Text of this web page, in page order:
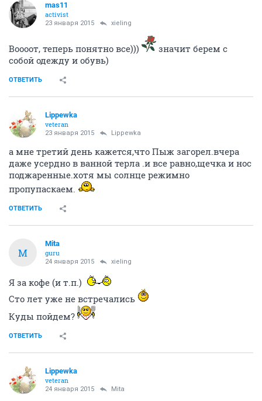
mas11
activist
23 января 2015 xieling
Воооот, теперь понятно все)))
значит берем с
собой одежду и обувь)
ОТВЕТИТЬ
Lippewka
veteran
23 января 2015 Lippewka
а мне третий день кажется,что Пыж загорел.вчера
даже усердно в ванной терла .и все равно,щечка и нос
поджаренные.хотя мы солнце режимно
пропупаскаем.
ОТВЕТИТЬ
M
Mita
guru
24 января 2015 xieling
Я за кофе (и т.п.)
Сто лет уже не встречались
Куды пойдем?
ОТВЕТИТЬ
Lippewka
veteran
24 января 2015 Mita